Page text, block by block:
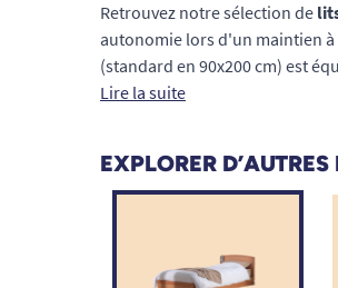
Retrouvez notre sélection de
autonomie lors d'un maintien
(standard en 90x200 cm) est
quotidien et les soins.
Lire la suite
EXPLORER